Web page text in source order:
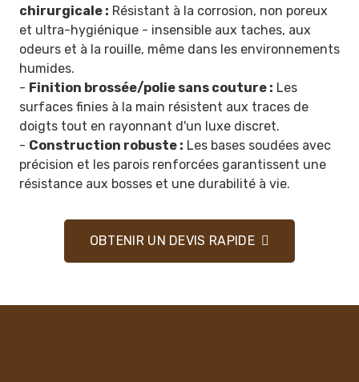
chirurgicale : Résistant à la corrosion, non poreux
et ultra-hygiénique - insensible aux taches, aux
odeurs et à la rouille, même dans les environnements
humides.
- Finition brossée/polie sans couture : Les
surfaces finies à la main résistent aux traces de
doigts tout en rayonnant d'un luxe discret.
- Construction robuste : Les bases soudées avec
précision et les parois renforcées garantissent une
résistance aux bosses et une durabilité à vie.
OBTENIR UN DEVIS RAPIDE